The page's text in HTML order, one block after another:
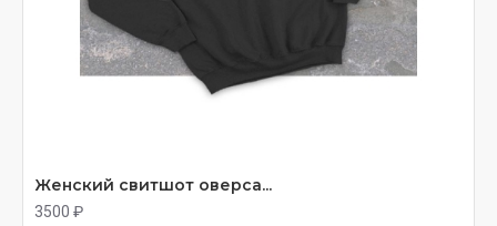
Женский свитшот оверса...
3500 ₽